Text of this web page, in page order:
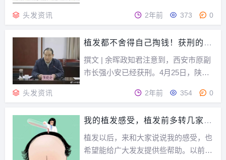
疾病的联系。而有研究发现，有一种脱
发，留意冠心病广州中医药大学三附院
治未病科主任李红梅2023年在健康时报
刊文介绍：脱发是...
头发资讯 2年前 373 0
植发都不舍得自己掏钱！获刑的落
网球
撰文 | 余晖政知君注意到，西安市原副
市长强小安已经获刑。4月25日，陕西
行案件，其中提到了“强小安受贿案”。
敛财7666.97万，最终，强小安被判了1
4年。曾获评“省十大杰出青...
头发资讯 2年前 354 0
我的植发感受，植发前多转几家植
植发以后，来和大家说说我的感受，也
希望能给广大发友提供些帮助。以前的